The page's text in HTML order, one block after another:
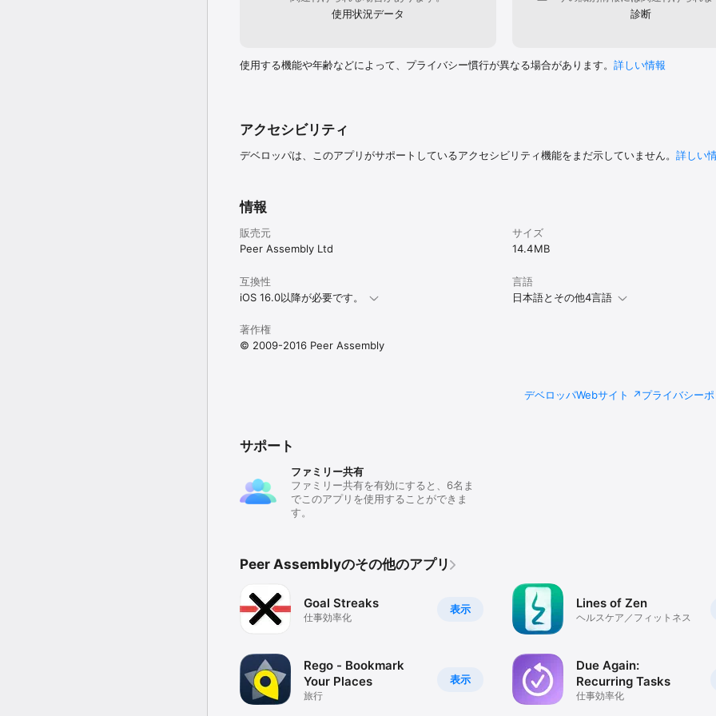
使用状況データ
診断
使用する機能や年齢などによって、プライバシー慣行が異なる場合があります。 詳しい情報
アクセシビリティ
デベロッパは、このアプリがサポートしているアクセシビリティ機能をまだ示していません。 詳しい
情報
販売元
Peer Assembly Ltd
サイズ
14.4 MB
互換性
iOS 16.0以降が必要です。
言語
日本語とその他4言語
著作権
© 2009-2016 Peer Assembly
デベロッパWebサイト プライバシー
サポート
ファミリー共有
ファミリー共有を有効にすると、6名ま
でこのアプリを使用することができま
す。
Peer Assemblyのその他のアプリ
表示
Goal Streaks
仕事効率化
表示
Rego - Bookmark
Your Places
旅行
Lines of Zen
ヘルスケア／フィットネス
Due Again:
Recurring Tasks
仕事効率化